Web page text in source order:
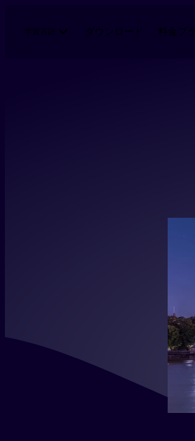
学習言語 ダウンロード 料金プ